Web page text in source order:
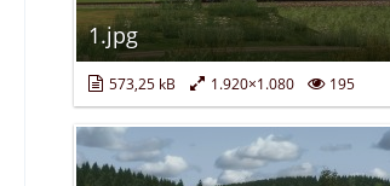
1.jpg
573,25 kB 1.920×1.080 195